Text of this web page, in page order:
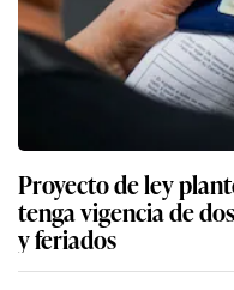
Proyecto de ley
tenga vigencia de
y feriados